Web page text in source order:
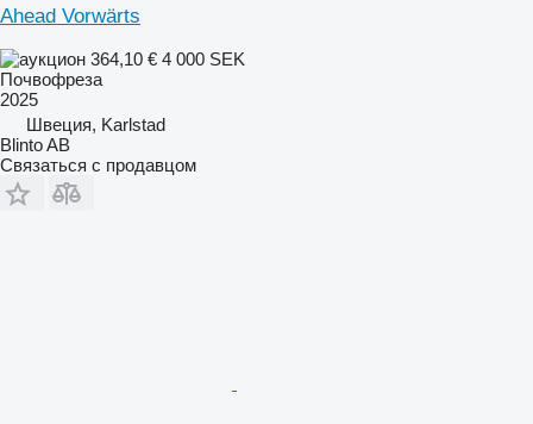
Ahead Vorwärts
364,10 € 4 000 SEK
Почвофреза
2025
Швеция, Karlstad
Blinto AB
Связаться с продавцом